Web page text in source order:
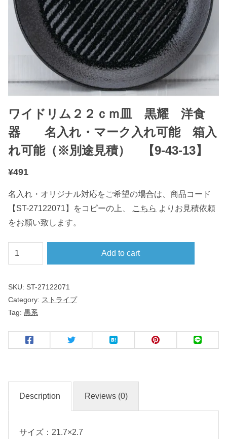
ワイドリム２２ｃｍ皿 黒耀 洋食
器 名入れ・マーク入れ可能 箱入
れ可能（※別途見積） 【9-43-13】
¥491
名入れ・オリジナル対応をご希望の場合は、商品コード
【ST-27122071】をコピーの上、
こちら よりお見積依頼
をお願い致します。
ワ
イ
リ
２
ｃ
Add to cart
SKU: ST-27122071
Category: ストライプ
Tag: 黒系
Description Reviews (0)
サイズ：21.7×2.7